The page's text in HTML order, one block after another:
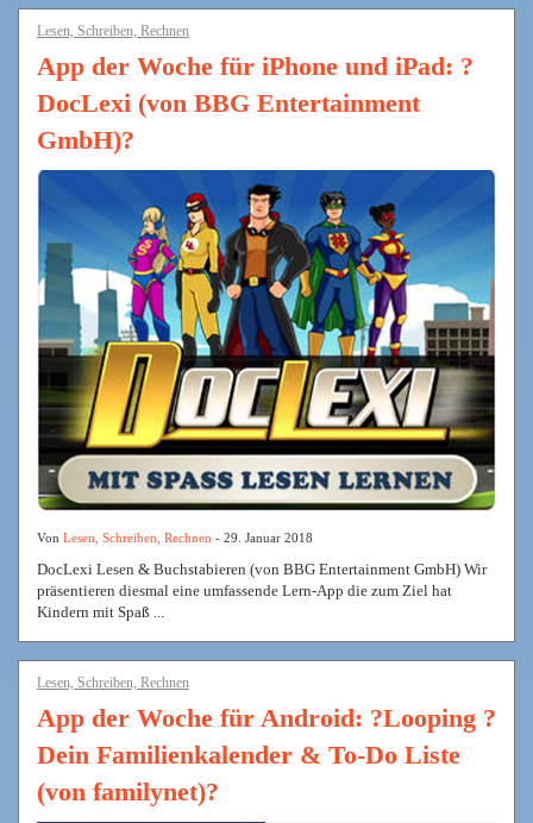
Lesen, Schreiben, Rechnen
App der Woche für iPhone und iPad: ?
DocLexi (von BBG Entertainment
GmbH)?
Von Lesen, Schreiben, Rechnen - 29. Januar 2018
DocLexi Lesen & Buchstabieren (von BBG Entertainment GmbH) Wir
präsentieren diesmal eine umfassende Lern-App die zum Ziel hat
Kindern mit Spaß ...
Lesen, Schreiben, Rechnen
App der Woche für Android: ?Looping ?
Dein Familienkalender & To-Do Liste
(von familynet)?